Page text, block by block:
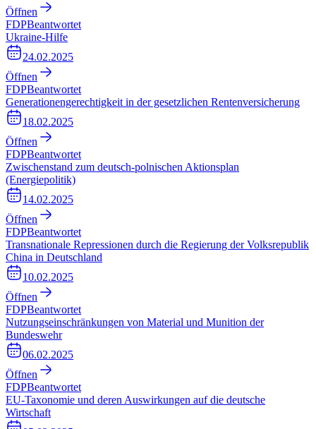
Öffnen
FDPBeantwortet
Ukraine-Hilfe
24.02.2025
Öffnen
FDPBeantwortet
Generationengerechtigkeit in der gesetzlichen Rentenversicherung
18.02.2025
Öffnen
FDPBeantwortet
Zwischenstand zum deutsch-polnischen Aktionsplan
(Energiepolitik)
14.02.2025
Öffnen
FDPBeantwortet
Transnationale Repressionen durch die Regierung der Volksrepublik
China in Deutschland
10.02.2025
Öffnen
FDPBeantwortet
Nutzungseinschränkungen von Material und Munition der
Bundeswehr
06.02.2025
Öffnen
FDPBeantwortet
EU-Taxonomie und deren Auswirkungen auf die deutsche
Wirtschaft